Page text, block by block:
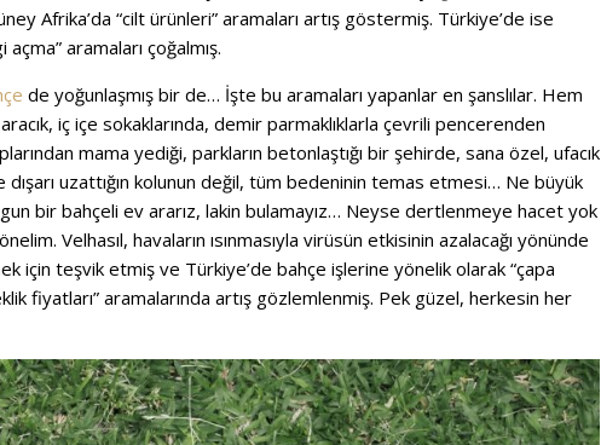
Afrika’da “cilt ürünleri” aramaları artış göstermiş. Türkiye’de ise
açma” aramaları çoğalmış.
de yoğunlaşmış bir de… İşte bu aramaları yapanlar en şanslılar. Hem
iç içe sokaklarında, demir parmaklıklarla çevrili pencerenden
mama yediği, parkların betonlaştığı bir şehirde, sana özel, ufacık
uzattığın kolunun değil, tüm bedeninin temas etmesi… Ne büyük
bir bahçeli ev ararız, lakin bulamayız… Neyse dertlenmeye hacet yok
Velhasıl, havaların ısınmasıyla virüsün etkisinin azalacağı yönünde
için teşvik etmiş ve Türkiye’de bahçe işlerine yönelik olarak “çapa
fiyatları” aramalarında artış gözlemlenmiş. Pek güzel, herkesin her